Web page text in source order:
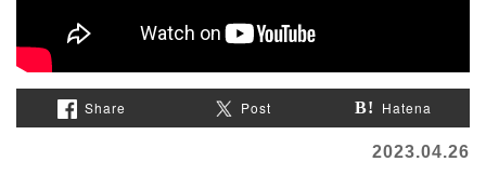
Share Post Hatena
2023.04.26